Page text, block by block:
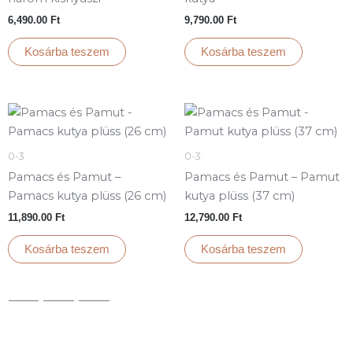
6,490.00 Ft
Kosárba teszem
9,790.00 Ft
Kosárba teszem
0-3
Pamacs és Pamut –
Pamacs kutya plüss (26 cm)
11,890.00 Ft
Kosárba teszem
0-3
Pamacs és Pamut – Pamut
kutya plüss (37 cm)
12,790.00 Ft
Kosárba teszem